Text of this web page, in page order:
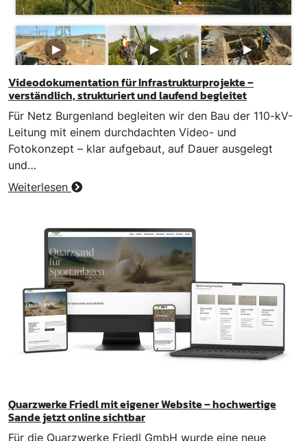
Videodokumentation für Infrastrukturprojekte –
verständlich, strukturiert und laufend begleitet
Für Netz Burgenland begleiten wir den Bau der 110-kV-
Leitung mit einem durchdachten Video- und
Fotokonzept – klar aufgebaut, auf Dauer ausgelegt
und…
Weiterlesen
Quarzwerke Friedl mit eigener Website – hochwertige
Sande jetzt online sichtbar
Für die Quarzwerke Friedl GmbH wurde eine neue